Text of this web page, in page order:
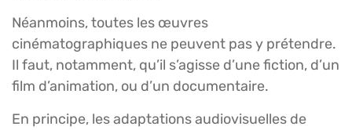
Néanmoins, toutes les œuvres
cinématographiques ne peuvent pas y prétendre.
Il faut, notamment, qu’il s’agisse d’une fiction, d’un
film d’animation, ou d’un documentaire.
En principe, les adaptations audiovisuelles de